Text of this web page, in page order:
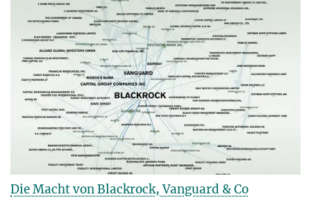
Die Macht von Blackrock, Vanguard & Co